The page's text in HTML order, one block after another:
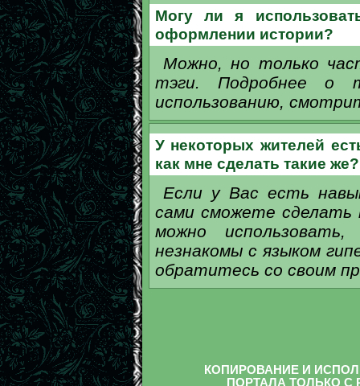
Могу ли я
оформлении истории?
Можно, но только
тэги. Подробнее о
использованию,
У некоторых жителей
как мне сделать такие же?
Если у Вас есть
сами сможете
можно
незнакомы с языком
обратитесь со своим
КОПИРОВАНИЕ И
ПОРТАЛА ТОЛЬКО